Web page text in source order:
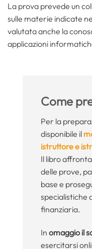
La prova prevede un
sulle materie indicate
valutata anche la
applicazioni
Come
Per la
disponibile il
istruttore e
Il libro
delle prove,
base e
specialistiche
finanziaria.
In omaggio il
esercitarsi